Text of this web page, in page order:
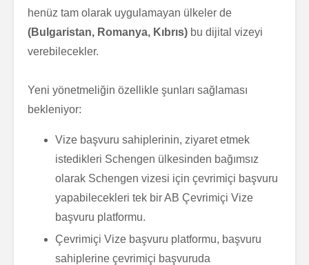
henüz tam olarak uygulamayan ülkeler de
(Bulgaristan, Romanya, Kıbrıs) bu dijital vizeyi
verebilecekler.
Yeni yönetmeliğin özellikle şunları sağlaması
bekleniyor:
Vize başvuru sahiplerinin, ziyaret etmek
istedikleri Schengen ülkesinden bağımsız
olarak Schengen vizesi için çevrimiçi başvuru
yapabilecekleri tek bir AB Çevrimiçi Vize
başvuru platformu.
Çevrimiçi Vize başvuru platformu, başvuru
sahiplerine çevrimiçi başvuruda